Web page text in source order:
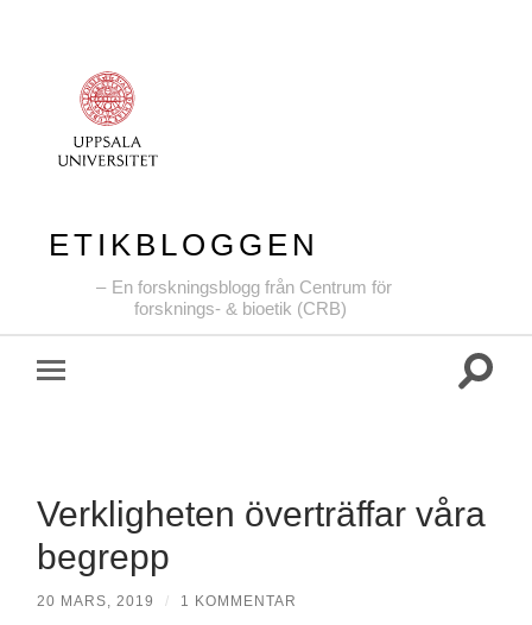
ETIKBLOGGEN
En forskningsblogg från Centrum för
forsknings- & bioetik (CRB)
Slå
Verkligheten överträffar våra
begrepp
20 MARS, 2019 / 1 KOMMENTAR